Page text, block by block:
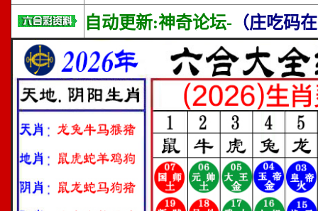
自动更新:神奇论坛- （庄吃码